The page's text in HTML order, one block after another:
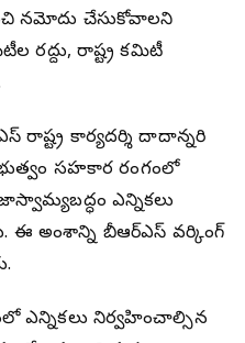
నమోదు చేసుకోవాలని
రద్దు, రాష్ట్ర కమిటీ
కార్యదర్శి దాదాన్నగారి
సహకార రంగంలో
ఎన్నికలు
ఈ అంశాన్ని బీఆర్ఎస్ వర్కింగ్
ఎన్నికలు నిర్వహించాల్సిన